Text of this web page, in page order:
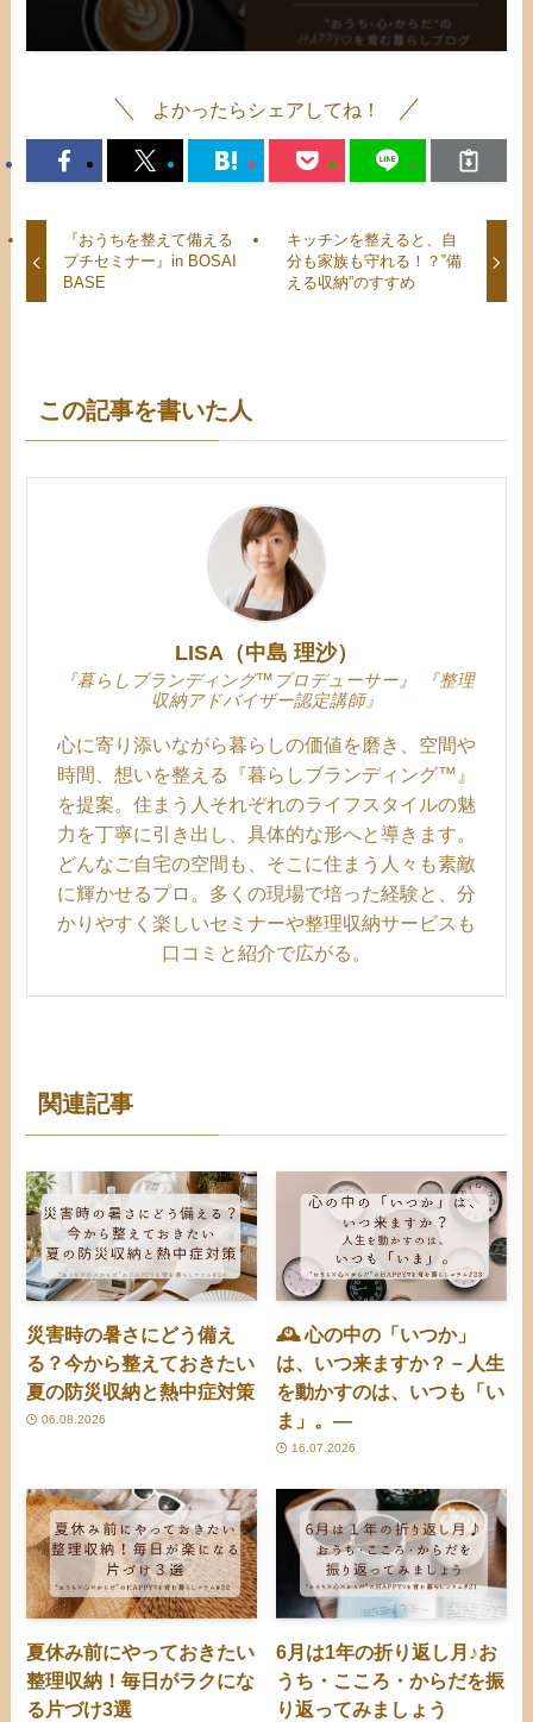
よかったらシェアしてね！
『おうちを整えて備える
プチセミナー』in BOSAI
BASE
キッチンを整えると、自
分も家族も守れる！？‟備
える収納”のすすめ
この記事を書いた人
LISA（中島 理沙）
『暮らしブランディング™プロデューサー』 『整理
収納アドバイザー認定講師』
心に寄り添いながら暮らしの価値を磨き、空間や
時間、想いを整える『暮らしブランディング™』
を提案。住まう人それぞれのライフスタイルの魅
力を丁寧に引き出し、具体的な形へと導きます。
どんなご自宅の空間も、そこに住まう人々も素敵
に輝かせるプロ。多くの現場で培った経験と、分
かりやすく楽しいセミナーや整理収納サービスも
口コミと紹介で広がる。
関連記事
災害時の暑さにどう備え
る？今から整えておきたい
夏の防災収納と熱中症対策
06.08.2026
🕰️ 心の中の「いつか」
は、いつ来ますか？－人生
を動かすのは、いつも「い
ま」。―
16.07.2026
夏休み前にやっておきたい
整理収納！毎日がラクにな
る片づけ3選
6月は1年の折り返し月♪お
うち・こころ・からだを振
り返ってみましょう